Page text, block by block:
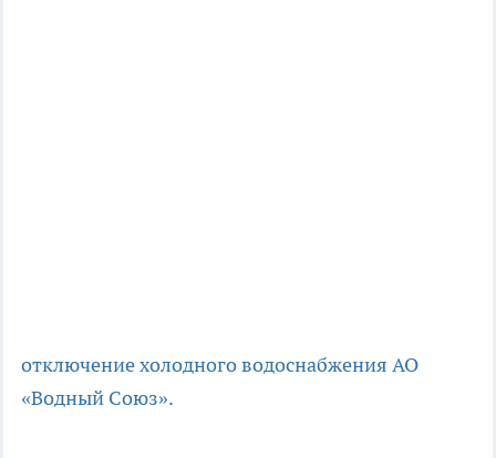
отключение холодного водоснабжения АО
«Водный Союз».